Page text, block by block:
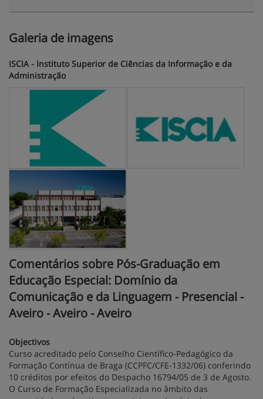
Galeria de imagens
ISCIA - Instituto Superior de Ciências da Informação e da
Administração
Comentários sobre Pós-Graduação em
Educação Especial: Domínio da
Comunicação e da Linguagem - Presencial -
Aveiro - Aveiro - Aveiro
Objectivos
Curso acreditado pelo Conselho Científico-Pedagógico da
Formação Contínua de Braga (CCPFC/CFE-1332/06) conferindo
10 créditos por efeitos do Despacho 16794/05 de 3 de Agosto.
O Curso de Formação Especializada no âmbito das